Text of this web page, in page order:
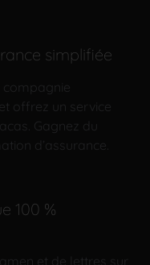
simplifiée
compagnie
offrez un service
Gagnez du
d’assurance.
100 %
et de lettres sur